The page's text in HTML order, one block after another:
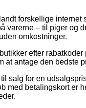
forskellige internet
varerne – til piger og
omkostninger.
efter rabatkoder
at antage den bedste
salg for en
med betalingskort er